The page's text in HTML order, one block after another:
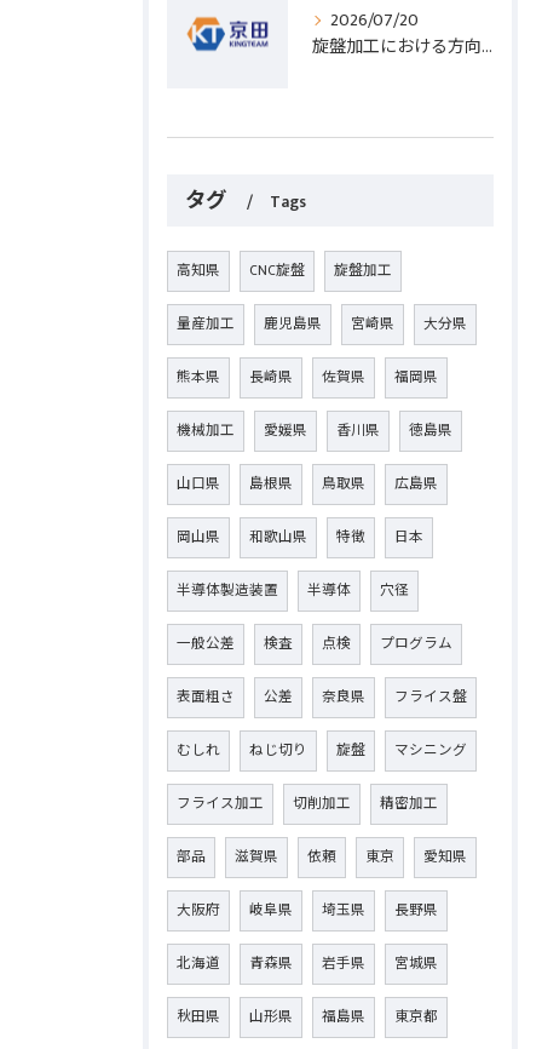
2026/07/20
旋盤加工における方向設定の基礎と実践的な加工手順のポイント
タグ Tags
高知県 CNC旋盤 旋盤加工
量産加工 鹿児島県 宮崎県 大分県
熊本県 長崎県 佐賀県 福岡県
機械加工 愛媛県 香川県 徳島県
山口県 島根県 鳥取県 広島県
岡山県 和歌山県 特徴 日本
半導体製造装置 半導体 穴径
一般公差 検査 点検 プログラム
表面粗さ 公差 奈良県 フライス盤
むしれ ねじ切り 旋盤 マシニング
フライス加工 切削加工 精密加工
部品 滋賀県 依頼 東京 愛知県
大阪府 岐阜県 埼玉県 長野県
北海道 青森県 岩手県 宮城県
秋田県 山形県 福島県 東京都